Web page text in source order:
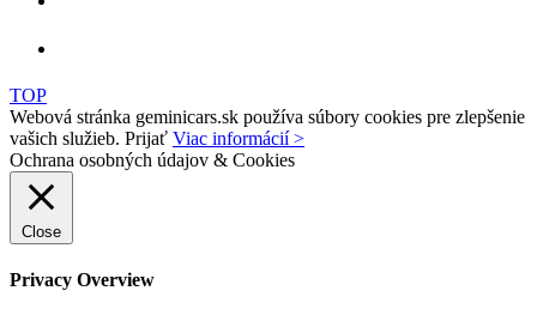
TOP
Webová stránka geminicars.sk používa súbory cookies pre zlepšenie
vašich služieb. Prijať Viac informácií >
Ochrana osobných údajov & Cookies
Close
Privacy Overview